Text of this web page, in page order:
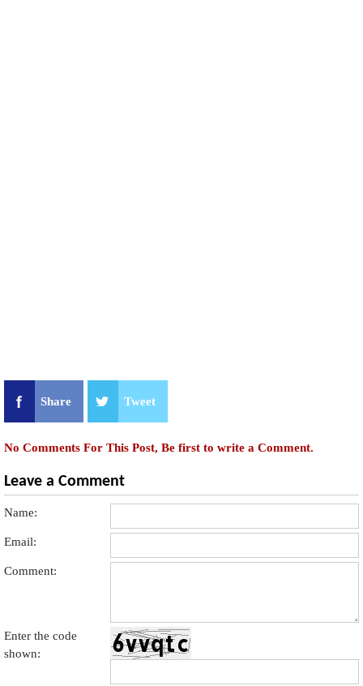
Share Tweet
No Comments For This Post, Be first to write a Comment.
Leave a Comment
Name:
Email:
Comment:
Enter the code
shown: